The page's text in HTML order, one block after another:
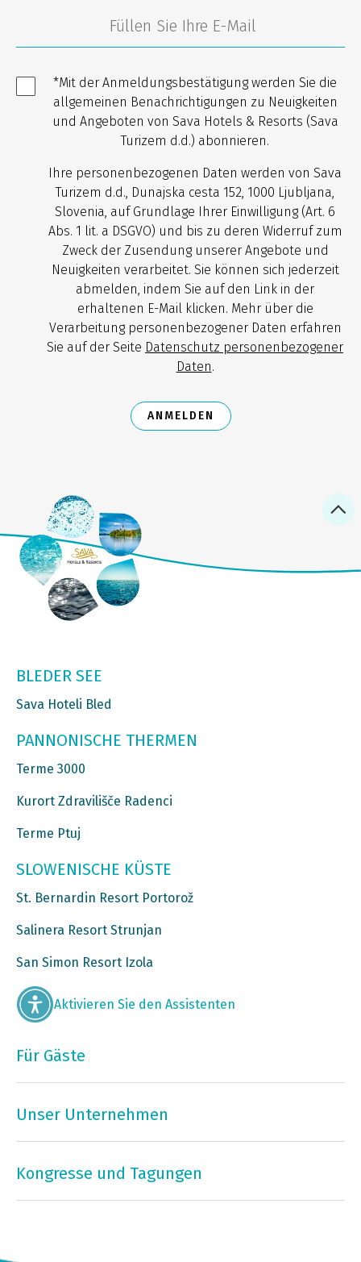
*Mit der Anmeldungsbestätigung werden Sie die
allgemeinen Benachrichtigungen zu Neuigkeiten
und Angeboten von Sava Hotels & Resorts (Sava
Turizem d.d.) abonnieren.
Ihre personenbezogenen Daten werden von Sava
Turizem d.d., Dunajska cesta 152, 1000 Ljubljana,
Slovenia, auf Grundlage Ihrer Einwilligung (Art. 6
Abs. 1 lit. a DSGVO) und bis zu deren Widerruf zum
Zweck der Zusendung unserer Angebote und
Neuigkeiten verarbeitet. Sie können sich jederzeit
abmelden, indem Sie auf den Link in der
erhaltenen E-Mail klicken. Mehr über die
Verarbeitung personenbezogener Daten erfahren
Sie auf der Seite Datenschutz personenbezogener
Daten.
ANMELDEN
BLEDER SEE
Sava Hoteli Bled
PANNONISCHE THERMEN
Terme 3000
Kurort Zdravilišče Radenci
Terme Ptuj
SLOWENISCHE KÜSTE
St. Bernardin Resort Portorož
Salinera Resort Strunjan
San Simon Resort Izola
Aktivieren Sie den Assistenten
Für Gäste
Unser Unternehmen
Kongresse und Tagungen